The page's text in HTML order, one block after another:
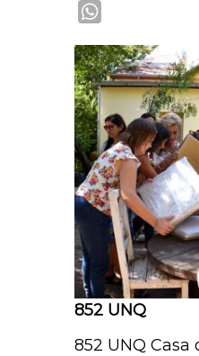
a
t
s
A
p
p
852 UNQ
852 UNQ